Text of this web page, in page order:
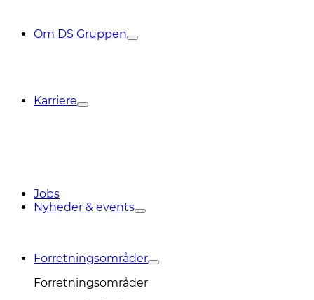
Om DS Gruppen
Karriere
Jobs
Nyheder & events
Forretningsområder
Forretningsområder